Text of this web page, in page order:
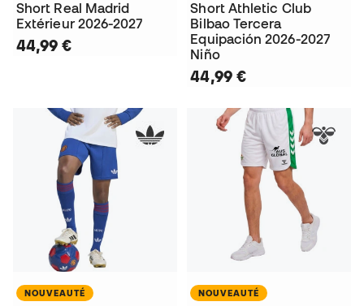
Short Real Madrid
Extérieur 2026-2027
44,99 €
Short Athletic Club
Bilbao Tercera
Equipación 2026-2027
Niño
44,99 €
NOUVEAUTÉ NOUVEAUTÉ